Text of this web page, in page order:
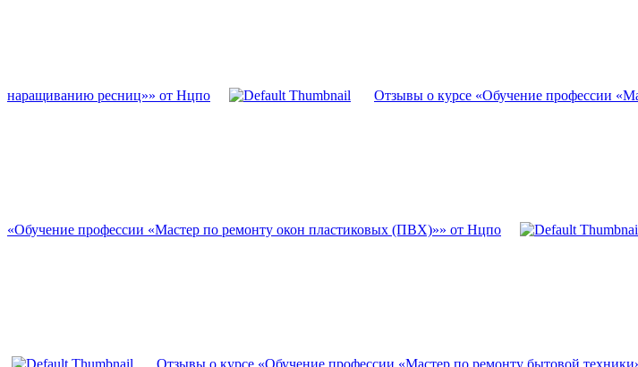
наращиванию ресниц»» от Нцпо Отзывы о курсе «Обучение профессии
«Обучение профессии «Мастер по ремонту окон пластиковых (ПВХ)»» от Нцпо